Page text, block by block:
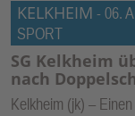
KELKHEIM - 06.
SPORT
SG Kelkheim
nach
Kelkheim (jk) –